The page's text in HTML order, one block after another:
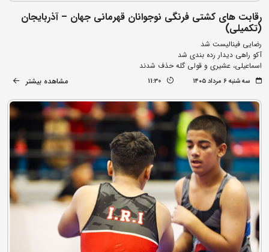
رقابت های کشتی فرنگی نوجوانان قهرمانی جهان – آذربایجان
(تکمیلی)
رضایی فینالیست شد
آکو راهی دیدار رده بندی شد
اسماعیلی، عشیری و قولی گله حذف شدند
سه شنبه ۶ مرداد ۱۴۰۵ 11:30 مشاهده بیشتر